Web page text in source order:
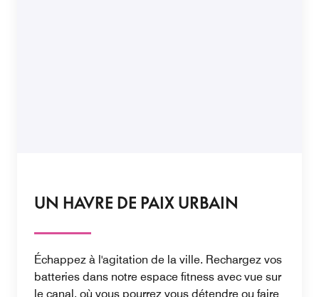
UN HAVRE DE PAIX URBAIN
Échappez à l'agitation de la ville. Rechargez vos
batteries dans notre espace fitness avec vue sur
le canal, où vous pourrez vous détendre ou faire